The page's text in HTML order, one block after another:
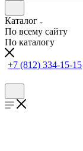
Каталог
По всему сайту
По каталогу
+7 (812) 334-15-15